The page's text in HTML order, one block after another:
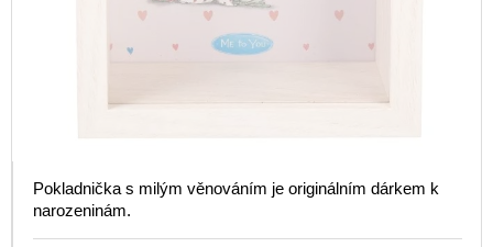
Pokladnička s milým věnováním je originálním dárkem k
narozeninám.